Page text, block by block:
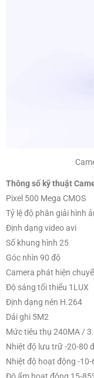
Thông số kỹ thuật
Pixel 500 Mega CMOS
Tỷ lệ độ phân giải hình
Định dạng video avi
Số khung hình 25
Góc nhìn 90 độ
Camera phát hiện
Độ sáng tối thiểu 1LUX
Định dạng nén H.264
Dải ghi 5M2
Mức tiêu thụ 240MA /
Nhiệt độ lưu trữ -20-80
Nhiệt độ hoạt động -10-